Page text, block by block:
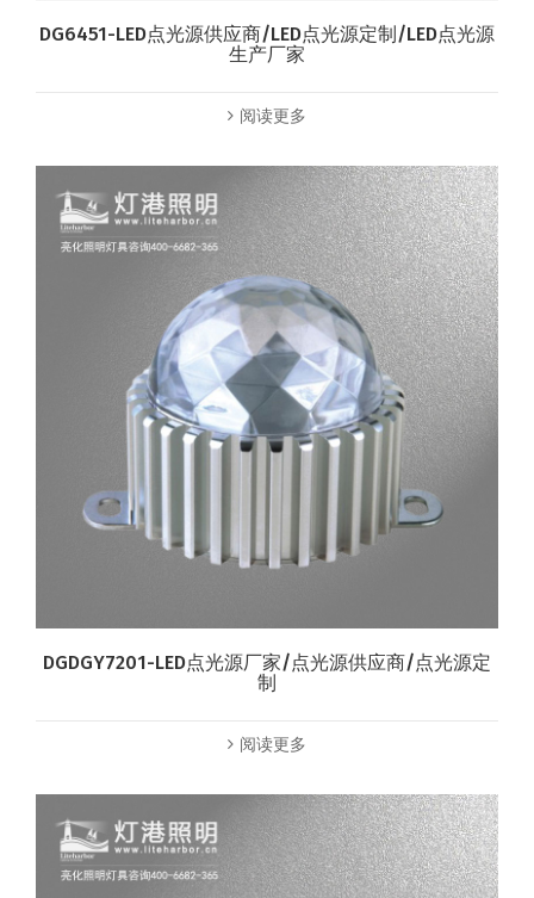
DG6451-LED点光源供应商/LED点光源定制/LED点光源
生产厂家
阅读更多
DGDGY7201-LED点光源厂家/点光源供应商/点光源定
制
阅读更多